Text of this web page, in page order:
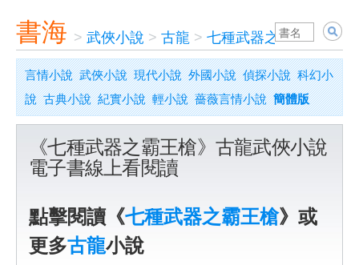
書海 > 武俠小說 > 古龍 > 七種武器之霸王槍
言情小說 武俠小說 現代小說 外國小說 偵探小說 科幻小
說 古典小說 紀實小說 輕小說 薔薇言情小說 簡體版
《七種武器之霸王槍》古龍武俠小說
電子書線上看閱讀
點擊閱讀《七種武器之霸王槍》或
更多古龍小說